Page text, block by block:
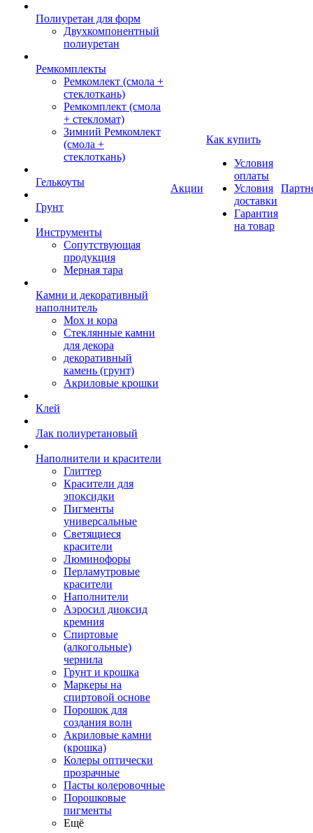
Полиуретан для форм
Двухкомпонентный
полиуретан
Ремкомплекты
Ремкомлект (смола +
стеклоткань)
Ремкомплект (смола
+ стекломат)
Зимний Ремкомлект
(смола +
стеклоткань)
Гелькоуты
Грунт
Инструменты
Сопутствующая
продукция
Мерная тара
Камни и декоративный
наполнитель
Мох и кора
Стеклянные камни
для декора
декоративный
камень (грунт)
Акриловые крошки
Клей
Лак полиуретановый
Наполнители и красители
Глиттер
Красители для
эпоксидки
Пигменты
универсальные
Светящиеся
красители
Люминофоры
Перламутровые
красители
Наполнители
Аэросил диоксид
кремния
Спиртовые
(алкогольные)
чернила
Грунт и крошка
Маркеры на
спиртовой основе
Порошок для
создания волн
Акриловые камни
(крошка)
Колеры оптически
прозрачные
Пасты колеровочные
Порошковые
пигменты
Ещё
Акции
Как купить
Условия
оплаты
Условия
доставки
Гарантия
на товар